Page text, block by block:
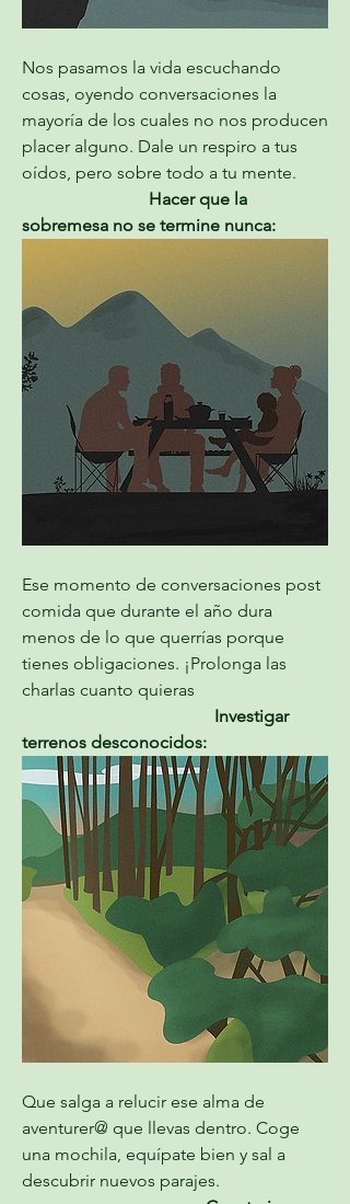
Nos pasamos la vida escuchando
cosas, oyendo conversaciones la
mayoría de los cuales no nos producen
placer alguno. Dale un respiro a tus
oídos, pero sobre todo a tu mente.
sobremesa no se termine nunca:
Ese momento de conversaciones post
comida que durante el año dura
menos de lo que querrías porque
tienes obligaciones. ¡Prolonga las
charlas cuanto quieras
terrenos desconocidos:
Que salga a relucir ese alma de
aventurer@ que llevas dentro. Coge
una mochila, equípate bien y sal a
descubrir nuevos parajes.